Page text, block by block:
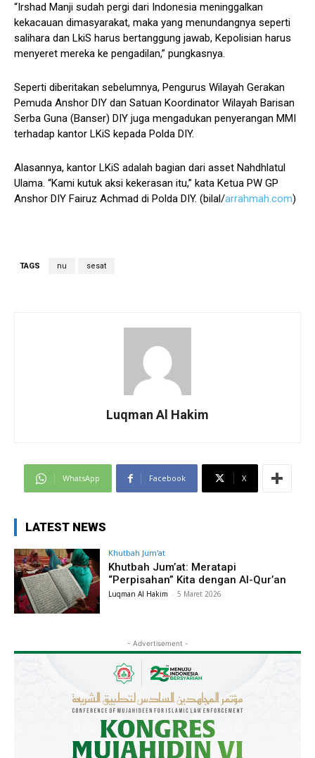
“Irshad Manji sudah pergi dari Indonesia meninggalkan
kekacauan dimasyarakat, maka yang menundangnya seperti
salihara dan LkiS harus bertanggung jawab, Kepolisian harus
menyeret mereka ke pengadilan,” pungkasnya.
Seperti diberitakan sebelumnya, Pengurus Wilayah Gerakan
Pemuda Anshor DIY dan Satuan Koordinator Wilayah Barisan
Serba Guna (Banser) DIY juga mengadukan penyerangan MMI
terhadap kantor LKiS kepada Polda DIY.
Alasannya, kantor LKiS adalah bagian dari asset Nahdhlatul
Ulama. “Kami kutuk aksi kekerasan itu,” kata Ketua PW GP
Anshor DIY Fairuz Achmad di Polda DIY. (bilal/arrahmah.com)
TAGS nu sesat
Luqman Al Hakim
WhatsApp Facebook X
LATEST NEWS
Khutbah Jum'at
Khutbah Jum’at: Meratapi
“Perpisahan” Kita dengan Al-Qur’an
Luqman Al Hakim - 5 Maret 2026
- Advertisement -